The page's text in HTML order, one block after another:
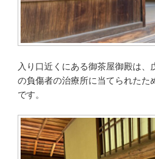
入り口近くにある御茶屋御殿は、
の負傷者の治療所に当てられたた
です。